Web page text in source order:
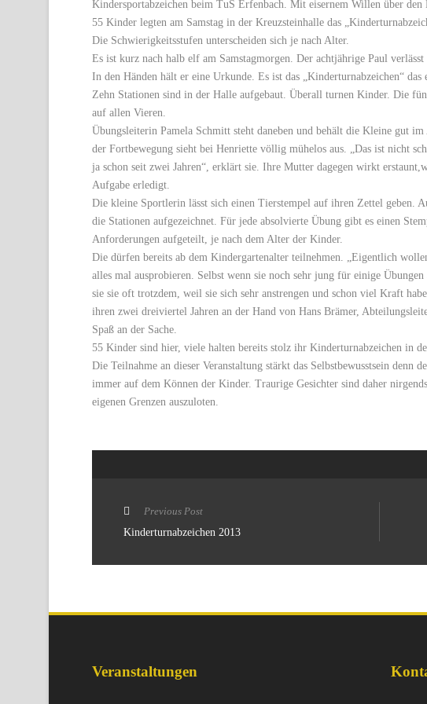
Kindersportabzeichen beim TuS Erfenbach. Mit eisernem Willen über den
55 Kinder legten am Samstag in der Kreuzsteinhalle das
Die Schwierigkeitsstufen unterscheiden sich je nach Alter.
Es ist kurz nach halb elf am Samstagmorgen. Der achtjährige Paul
In den Händen hält er eine Urkunde. Es ist das „Kinderturnabzeichen“
Zehn Stationen sind in der Halle aufgebaut. Überall turnen Kinder. Die
auf allen Vieren.
Übungsleiterin Pamela Schmitt steht daneben und behält die Kleine gut
der Fortbewegung sieht bei Henriette völlig mühelos aus. „Das ist nicht
ja schon seit zwei Jahren“, erklärt sie. Ihre Mutter dagegen wirkt
Aufgabe erledigt.
Die kleine Sportlerin lässt sich einen Tierstempel auf ihren Zettel geben.
die Stationen aufgezeichnet. Für jede absolvierte Übung gibt es einen
Anforderungen aufgeteilt, je nach dem Alter der Kinder.
Die dürfen bereits ab dem Kindergartenalter teilnehmen. „Eigentlich
alles mal ausprobieren. Selbst wenn sie noch sehr jung für einige
sie sie oft trotzdem, weil sie sich sehr anstrengen und schon viel Kraft
ihren zwei dreiviertel Jahren an der Hand von Hans Brämer,
Spaß an der Sache.
55 Kinder sind hier, viele halten bereits stolz ihr Kinderturnabzeichen in
Die Teilnahme an dieser Veranstaltung stärkt das Selbstbewusstsein denn
immer auf dem Können der Kinder. Traurige Gesichter sind daher
eigenen Grenzen auszuloten.
Previous Post
Kinderturnabzeichen 2013
Veranstaltungen